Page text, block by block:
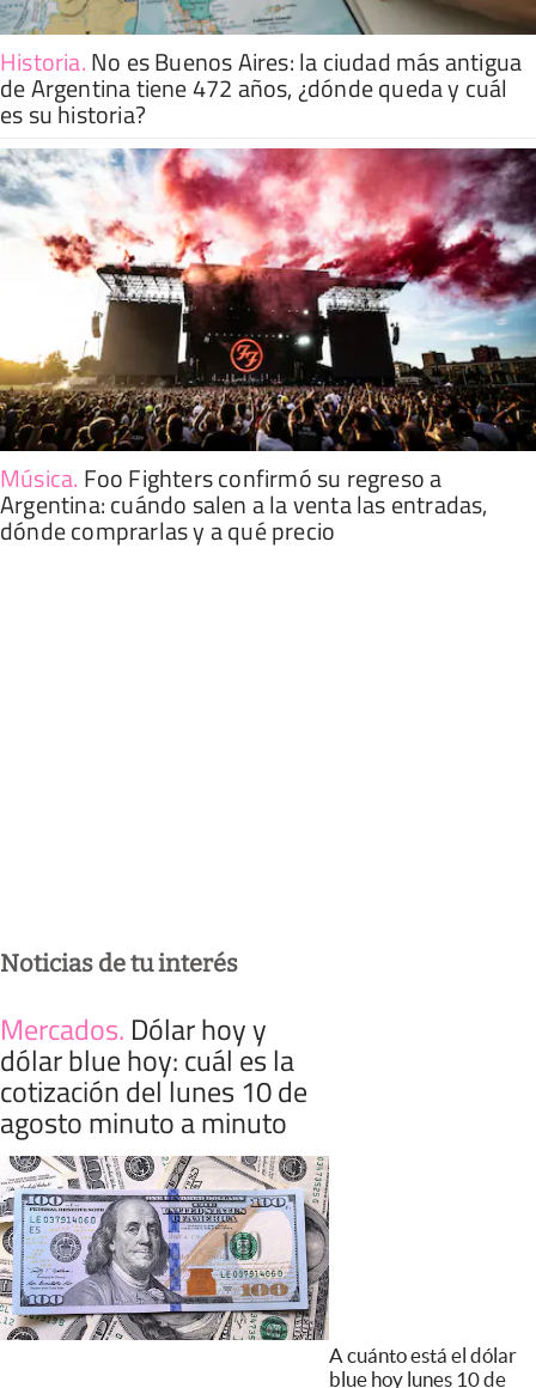
Historia.No es Buenos Aires: la ciudad más antigua
de Argentina tiene 472 años, ¿dónde queda y cuál
es su historia?
Música. Foo Fighters confirmó su regreso a
Argentina: cuándo salen a la venta las entradas,
dónde comprarlas y a qué precio
Noticias de tu interés
Mercados. Dólar hoy y
dólar blue hoy: cuál es la
cotización del lunes 10 de
agosto minuto a minuto
A cuánto está el dólar
blue hoy lunes 10 de